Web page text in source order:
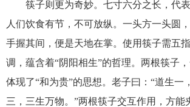
筷子则更为奇妙。七寸六分之长，代
人们饮食有节，不可放纵。一头方一头圆
手握其间，便是天地在掌。使用筷子需五
调，蕴含着“阴阳相生”的哲理。两根筷子
体现了“和为贵”的思想。老子曰：“道生一
三，三生万物。”两根筷子交互作用，方能